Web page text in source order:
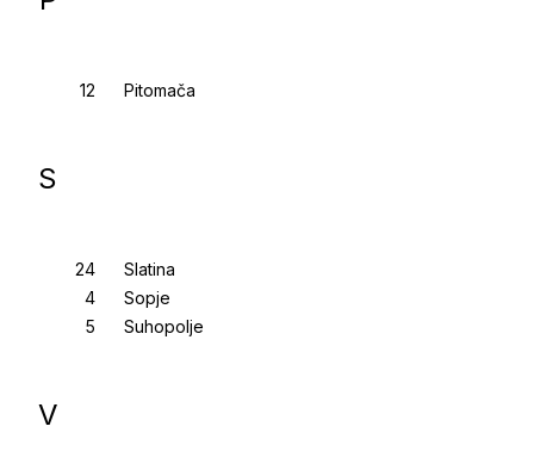
Pitomača
S
Slatina
Sopje
Suhopolje
V